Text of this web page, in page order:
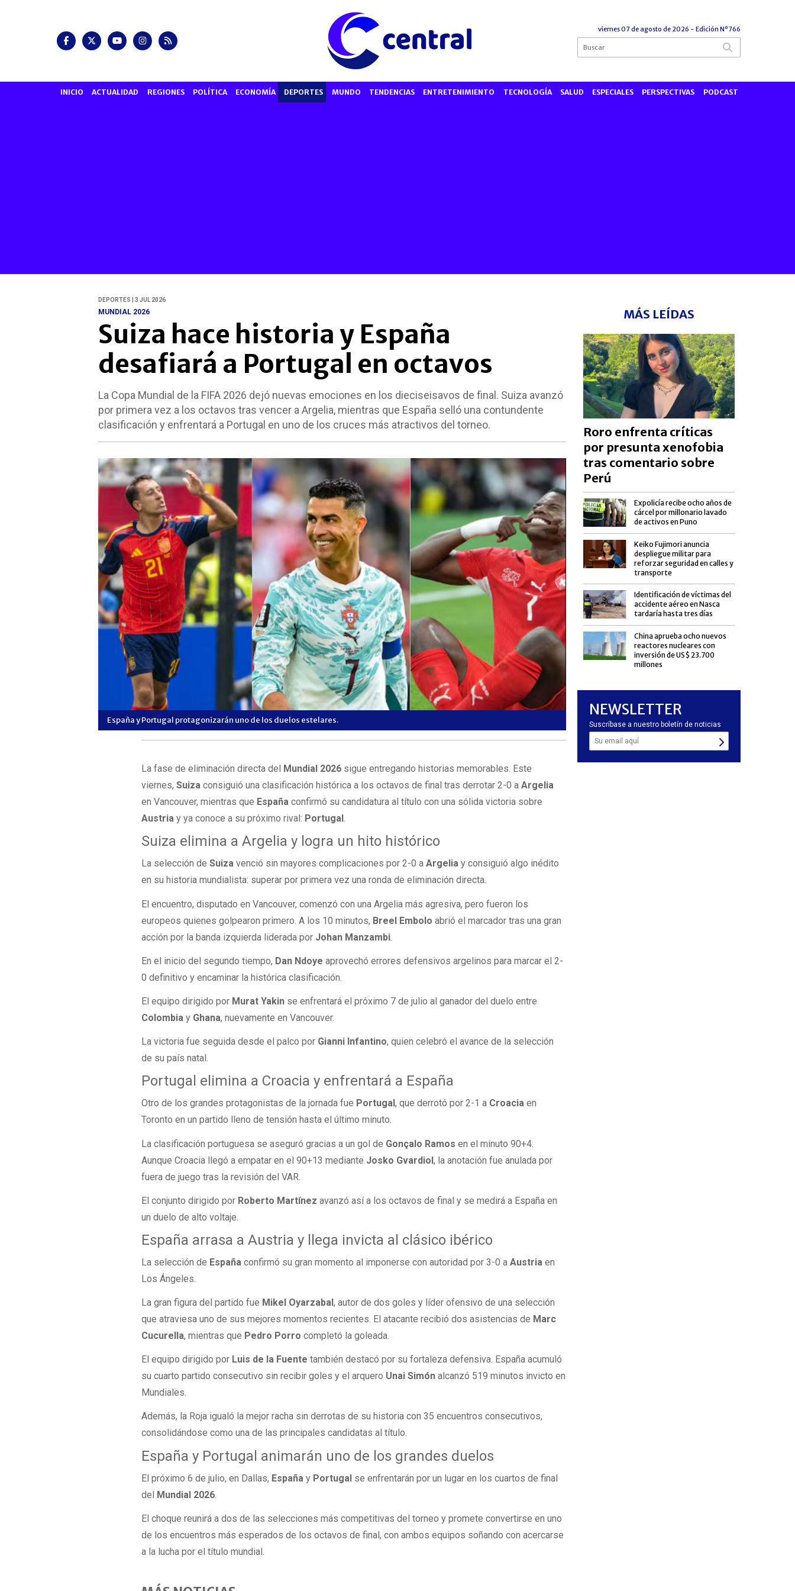
viernes 07 de agosto de 2026 - Edición Nº766
INICIO ACTUALIDAD REGIONES POLÍTICA ECONOMÍA DEPORTES MUNDO TENDENCIAS ENTRETENIMIENTO TECNOLOGÍA SALUD ESPECIALES PERSPECTIVAS PODCAST
DEPORTES | 3 JUL 2026
MUNDIAL 2026
Suiza hace historia y España
desafiará a Portugal en octavos
La Copa Mundial de la FIFA 2026 dejó nuevas emociones en los dieciseisavos de final. Suiza avanzó
por primera vez a los octavos tras vencer a Argelia, mientras que España selló una contundente
clasificación y enfrentará a Portugal en uno de los cruces más atractivos del torneo.
España y Portugal protagonizarán uno de los duelos estelares. España y Portugal protagonizarán uno de los duelos
La fase de eliminación directa del Mundial 2026 sigue entregando historias memorables. Este
viernes,Suiza consiguió una clasificación histórica a los octavos de final tras derrotar 2-0 aArgelia
en Vancouver, mientras que España confirmó su candidatura al título con una sólida victoria sobre
Austria y ya conoce a su próximo rival: Portugal.
Suiza elimina a Argelia y logra un hito histórico
La selección deSuiza venció sin mayores complicaciones por 2-0 aArgelia y consiguió algo inédito
en su historia mundialista: superar por primera vez una ronda de eliminación directa.
El encuentro, disputado en Vancouver, comenzó con una Argelia más agresiva, pero fueron los
europeos quienes golpearon primero. A los 10 minutos, Breel Embolo abrió el marcador tras una gran
acción por la banda izquierda liderada por Johan Manzambi
En el inicio del segundo tiempo, Dan Ndoye aprovechó errores defensivos argelinos para marcar el 2-
0 definitivo y encaminar la histórica clasificación.
El equipo dirigido por Murat Yakin se enfrentará el próximo 7 de julio al ganador del duelo entre
Colombia y Ghana, nuevamente en Vancouver.
La victoria fue seguida desde el palco por Gianni Infantino, quien celebró el avance de la selección
de su país natal.
Portugal elimina a Croacia y enfrentará a España
Otro de los grandes protagonistas de la jornada fue Portugal, que derrotó por 2-1 a Croacia en
Toronto en un partido lleno de tensión hasta el último minuto.
La clasificación portuguesa se aseguró gracias a un gol de Gonçalo Ramos en el minuto 90+4.
Aunque Croacia llegó a empatar en el 90+13 mediante Josko Gvardiol, la anotación fue anulada por
fuera de juego tras la revisión del VAR.
El conjunto dirigido por Roberto Martínez avanzó así a los octavos de final y se medirá a España en
un duelo de alto voltaje.
España arrasa a Austria y llega invicta al clásico ibérico
La selección de España confirmó su gran momento al imponerse con autoridad por 3-0 aAustria en
Los Ángeles.
La gran figura del partido fue Mikel Oyarzabal, autor de dos goles y líder ofensivo de una selección
que atraviesa uno de sus mejores momentos recientes. El atacante recibió dos asistencias de Marc
Cucurella, mientras que Pedro Porro completó la goleada.
El equipo dirigido por Luis de la Fuente también destacó por su fortaleza defensiva. España acumuló
su cuarto partido consecutivo sin recibir goles y el arquero Unai Simón alcanzó 519 minutos invicto en
Mundiales.
Además, la Roja igualó la mejor racha sin derrotas de su historia con 35 encuentros consecutivos,
consolidándose como una de las principales candidatas al título.
España y Portugal animarán uno de los grandes duelos
El próximo 6 de julio, en Dallas, España y Portugal se enfrentarán por un lugar en los cuartos de final
del Mundial 2026
El choque reunirá a dos de las selecciones más competitivas del torneo y promete convertirse en uno
de los encuentros más esperados de los octavos de final, con ambos equipos soñando con acercarse
a la lucha por el título mundial.
MÁS LEÍDAS
Roro enfrenta críticas
por presunta xenofobia
tras comentario sobre
Perú
Expolicía recibe ocho años de
cárcel por millonario lavado
de activos en Puno
Keiko Fujimori anuncia
despliegue militar para
reforzar seguridad en calles y
transporte
Identificación de víctimas del
accidente aéreo en Nasca
tardaría hasta tres días
China aprueba ocho nuevos
reactores nucleares con
inversión de US$ 23.700
millones
NEWSLETTER
Suscríbase a nuestro boletín de noticias